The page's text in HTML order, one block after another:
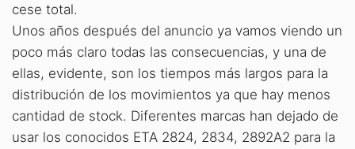
cese total.
Unos años después del anuncio ya vamos viendo un
poco más claro todas las consecuencias, y una de
ellas, evidente, son los tiempos más largos para la
distribución de los movimientos ya que hay menos
cantidad de stock. Diferentes marcas han dejado de
usar los conocidos ETA 2824, 2834, 2892A2 para la